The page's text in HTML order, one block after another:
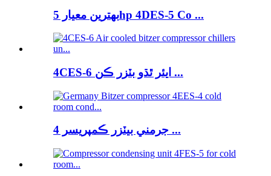
بهترين معيار 5hp 4DES-5 Co ...
4CES-6 ايئر ٿڌو بٽزر ڪن ...
جرمني بيٽزر ڪمپريسر 4 ...